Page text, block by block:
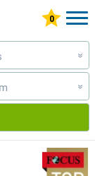
»
»